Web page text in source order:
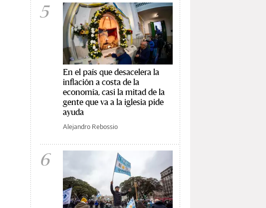
5
En el país que desacelera la
inflación a costa de la
economía, casi la mitad de la
gente que va a la iglesia pide
ayuda
Alejandro Rebossio
6